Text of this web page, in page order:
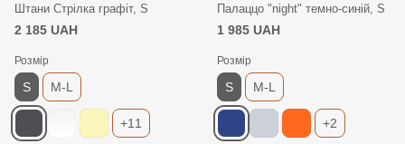
Штани Стрілка графіт, S
2 185 UAH
Розмір
S M-L
+11
Палаццо "night" темно-синій, S
1 985 UAH
Розмір
S M-L
+2